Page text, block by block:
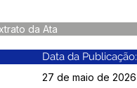
da Ata
Data da Publicação:
27 de maio de 2026